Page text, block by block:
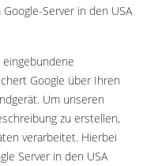
Server in den USA
Google über Ihren
Um unseren
zu erstellen,
verarbeitet. Hierbei
Server in den USA